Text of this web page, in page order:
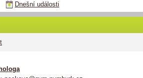
Dnešní události